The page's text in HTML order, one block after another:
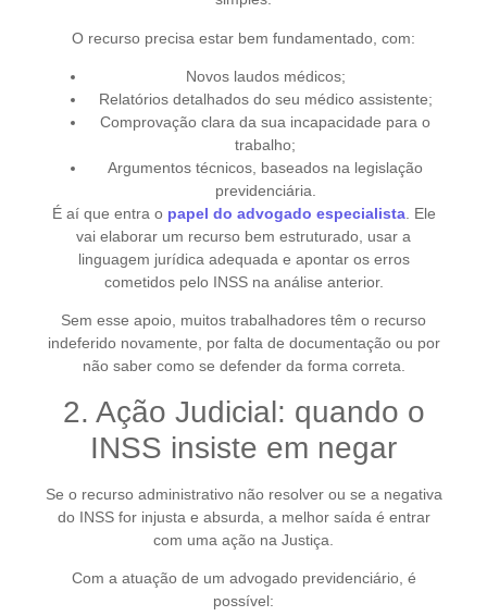
O recurso precisa estar bem fundamentado, com:
Novos laudos médicos;
Relatórios detalhados do seu médico assistente;
Comprovação clara da sua incapacidade para o
trabalho;
Argumentos técnicos, baseados na legislação
previdenciária.
É aí que entra o papel do advogado especialista. Ele
vai elaborar um recurso bem estruturado, usar a
linguagem jurídica adequada e apontar os erros
cometidos pelo INSS na análise anterior.
Sem esse apoio, muitos trabalhadores têm o recurso
indeferido novamente, por falta de documentação ou por
não saber como se defender da forma correta.
2. Ação Judicial: quando o
INSS insiste em negar
Se o recurso administrativo não resolver ou se a negativa
do INSS for injusta e absurda, a melhor saída é entrar
com uma ação na Justiça.
Com a atuação de um advogado previdenciário, é
possível: